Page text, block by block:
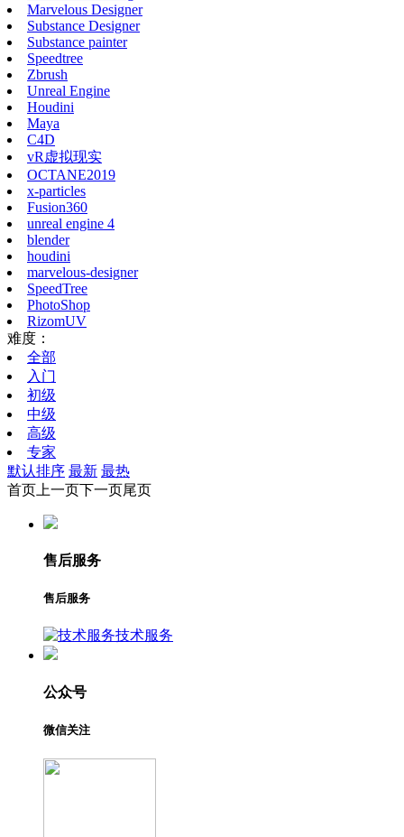
Marvelous Designer
Substance Designer
Substance painter
Speedtree
Zbrush
Unreal Engine
Houdini
Maya
C4D
vR虚拟现实
OCTANE2019
x-particles
Fusion360
unreal engine 4
blender
houdini
marvelous-designer
SpeedTree
PhotoShop
RizomUV
难度：
全部
入门
初级
中级
高级
专家
默认排序 最新 最热
首页 上一页下一页尾页
售后服务
售后服务
技术服务
公众号
微信关注